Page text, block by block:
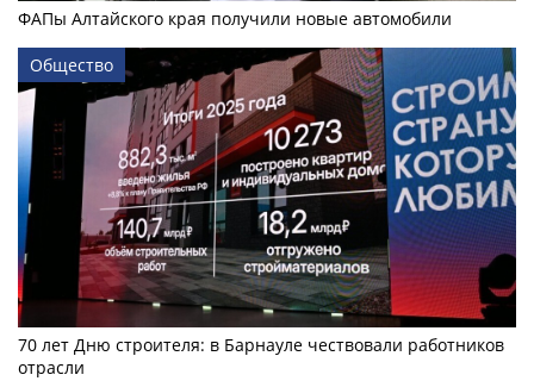
ФАПы Алтайского края получили новые автомобили
Общество
70 лет Дню строителя: в Барнауле чествовали работников
отрасли